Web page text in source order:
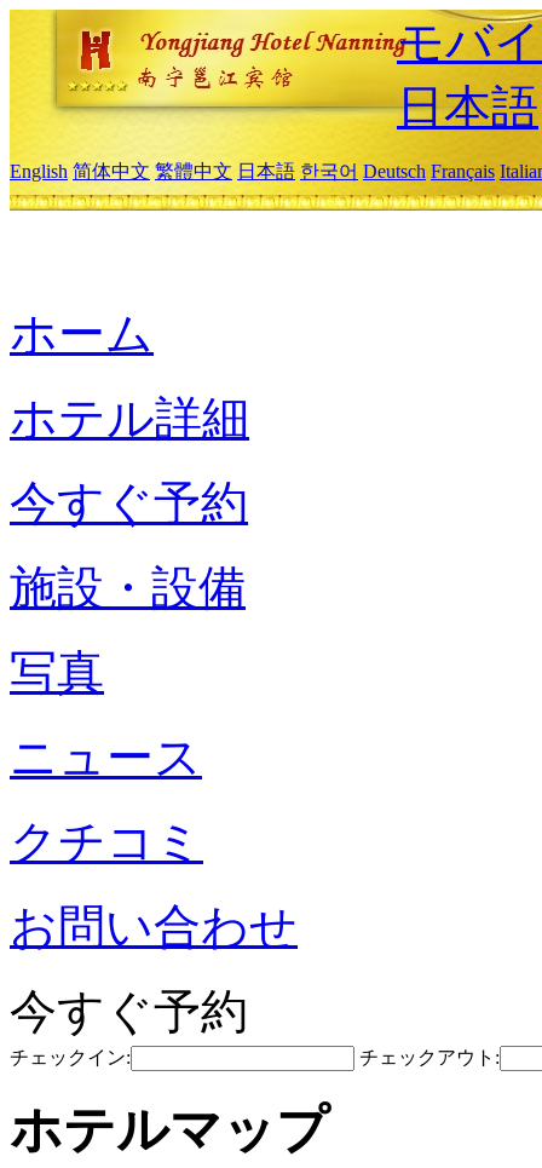
モバ
日本語
English 简体中文 繁體中文 日本語 한국어 Deutsch Français
ホーム
ホテル詳細
今すぐ予約
施設・設備
写真
ニュース
クチコミ
お問い合わせ
今すぐ予約
チェックイン: チェックアウト:
ホテルマップ